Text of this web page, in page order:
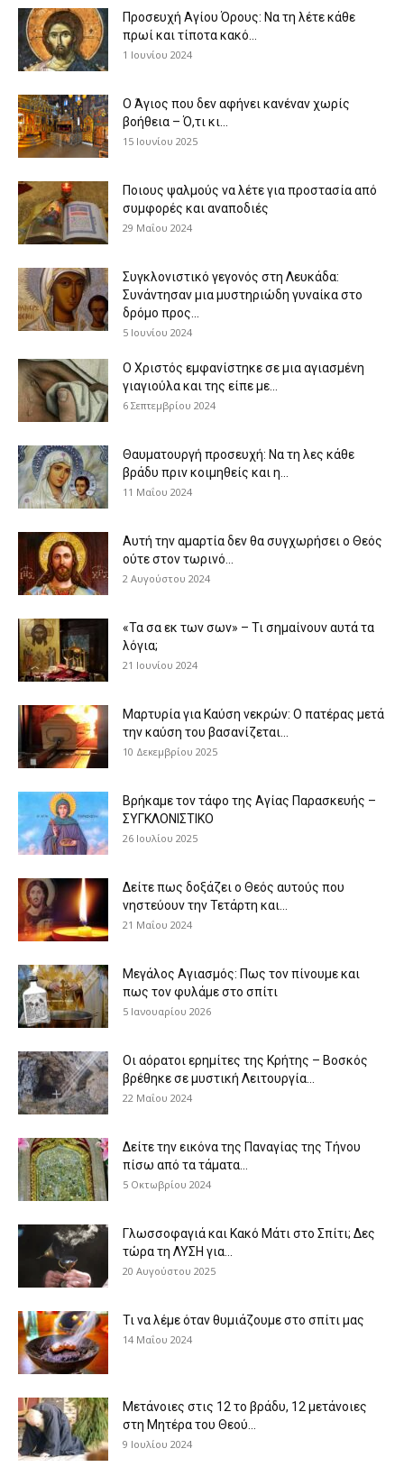
Προσευχή Αγίου Όρους: Να τη λέτε κάθε
πρωί και τίποτα κακό...
1 Ιουνίου 2024
Ο Άγιος που δεν αφήνει κανέναν χωρίς
βοήθεια – Ό,τι κι...
15 Ιουνίου 2025
Ποιους ψαλμούς να λέτε για προστασία από
συμφορές και αναποδιές
29 Μαΐου 2024
Συγκλονιστικό γεγονός στη Λευκάδα:
Συνάντησαν μια μυστηριώδη γυναίκα στο
δρόμο προς...
5 Ιουνίου 2024
Ο Χριστός εμφανίστηκε σε μια αγιασμένη
γιαγιούλα και της είπε με...
6 Σεπτεμβρίου 2024
Θαυματουργή προσευχή: Να τη λες κάθε
βράδυ πριν κοιμηθείς και η...
11 Μαΐου 2024
Αυτή την αμαρτία δεν θα συγχωρήσει ο Θεός
ούτε στον τωρινό...
2 Αυγούστου 2024
«Τα σα εκ των σων» – Τι σημαίνουν αυτά τα
λόγια;
21 Ιουνίου 2024
Μαρτυρία για Καύση νεκρών: Ο πατέρας μετά
την καύση του βασανίζεται...
10 Δεκεμβρίου 2025
Βρήκαμε τον τάφο της Αγίας Παρασκευής –
ΣΥΓΚΛΟΝΙΣΤΙΚΟ
26 Ιουλίου 2025
Δείτε πως δοξάζει ο Θεός αυτούς που
νηστεύουν την Τετάρτη και...
21 Μαΐου 2024
Μεγάλος Αγιασμός: Πως τον πίνουμε και
πως τον φυλάμε στο σπίτι
5 Ιανουαρίου 2026
Οι αόρατοι ερημίτες της Κρήτης – Βοσκός
βρέθηκε σε μυστική Λειτουργία...
22 Μαΐου 2024
Δείτε την εικόνα της Παναγίας της Τήνου
πίσω από τα τάματα...
5 Οκτωβρίου 2024
Γλωσσοφαγιά και Κακό Μάτι στο Σπίτι; Δες
τώρα τη ΛΥΣΗ για...
20 Αυγούστου 2025
Τι να λέμε όταν θυμιάζουμε στο σπίτι μας
14 Μαΐου 2024
Μετάνοιες στις 12 το βράδυ, 12 μετάνοιες
στη Μητέρα του Θεού...
9 Ιουλίου 2024